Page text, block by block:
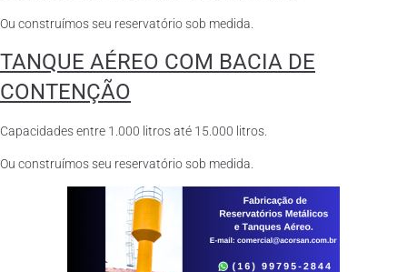
Ou construímos seu reservatório sob medida.
TANQUE AÉREO COM BACIA DE
CONTENÇÃO
Capacidades entre 1.000 litros até 15.000 litros.
Ou construímos seu reservatório sob medida.